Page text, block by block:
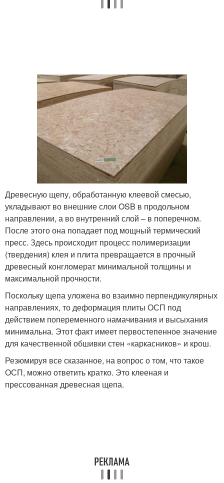
Древесную щепу, обработанную клеевой смесью,
укладывают во внешние слои OSB в продольном
направлении, а во внутренний слой – в поперечном.
После этого она попадает под мощный термический
пресс. Здесь происходит процесс полимеризации
(твердения) клея и плита превращается в прочный
древесный конгломерат минимальной толщины и
максимальной прочности.
Поскольку щепа уложена во взаимно перпендикулярных
направлениях, то деформация плиты ОСП под
действием попеременного намачивания и высыхания
минимальна. Этот факт имеет первостепенное значение
для качественной обшивки стен «каркасников» и крош.
Резюмируя все сказанное, на вопрос о том, что такое
ОСП, можно ответить кратко. Это клееная и
прессованная древесная щепа.